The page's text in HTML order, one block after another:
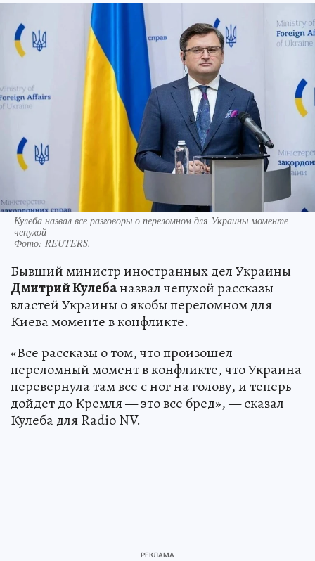
Кулеба назвал все разговоры о переломном для Украины моменте
чепухой
Фото: REUTERS.
Бывший министр иностранных дел Украины
Дмитрий Кулебаназвал чепухой рассказы
властей Украины о якобы переломном для
Киева моменте в конфликте.
«Все рассказы о том, что произошел
переломный момент в конфликте, что Украина
перевернула там все с ног на голову, и теперь
дойдет до Кремля — это все бред», — сказал
Кулеба для Radio NV.